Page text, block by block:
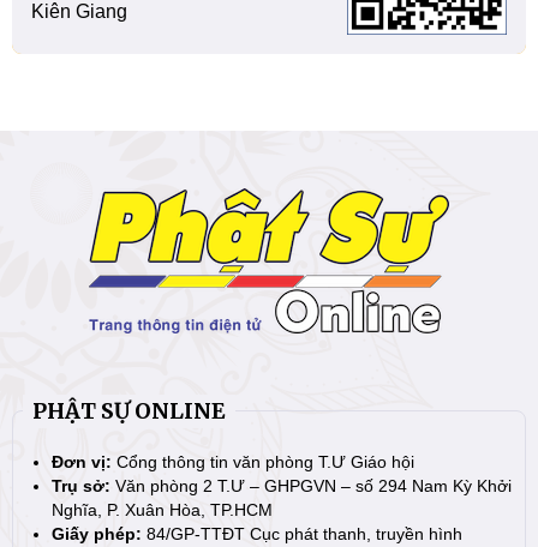
Kiên Giang
PHẬT SỰ ONLINE
Đơn vị: Cổng thông tin văn phòng T.Ư Giáo hội
Trụ sở: Văn phòng 2 T.Ư – GHPGVN – số 294 Nam Kỳ Khởi
Nghĩa, P. Xuân Hòa, TP.HCM
Giấy phép: 84/GP-TTĐT Cục phát thanh, truyền hình